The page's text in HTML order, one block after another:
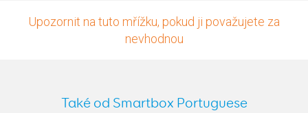
Upozornit na tuto mřížku, pokud ji považujete za
nevhodnou
Také od Smartbox Portuguese